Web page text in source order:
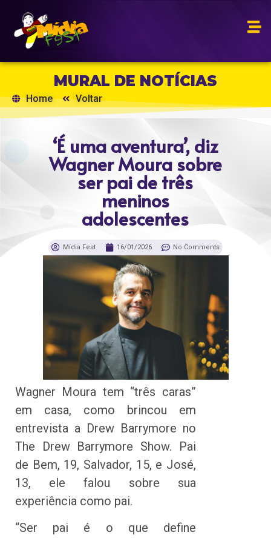
MURAL DE NOTÍCIAS
Home Voltar
‘É uma aventura’, diz
Wagner Moura sobre
ser pai de três
meninos
adolescentes
Mídia Fest 16/01/2026 No Comments
Wagner Moura tem “três caras”
em casa, como brincou em
entrevista a Drew Barrymore no
The Drew Barrymore Show. Pai
de Bem, 19, Salvador, 15, e José,
13, ele falou sobre sua
experiência como pai.
“Ser pai é o que define